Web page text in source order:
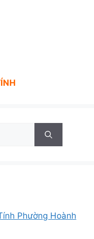
Phường Hoành